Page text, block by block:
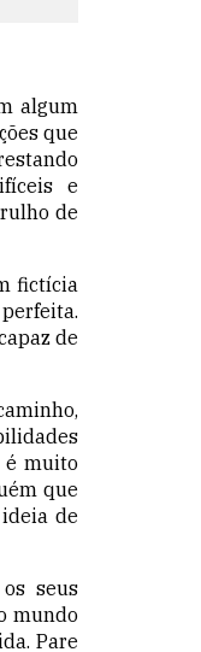
algum
que
e
de
fictícia
de
,
é muito
que
de
seus
mundo
Pare